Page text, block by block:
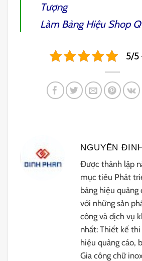
Tượng
Làm Bảng Hiệu Shop
5/5
NGUYÊN
Được thành lập
mục tiêu Phát
bảng hiệu
với những sản
công và dịch vụ
nhất: Thiết kế
hiệu quảng cáo,
Gia công chữ